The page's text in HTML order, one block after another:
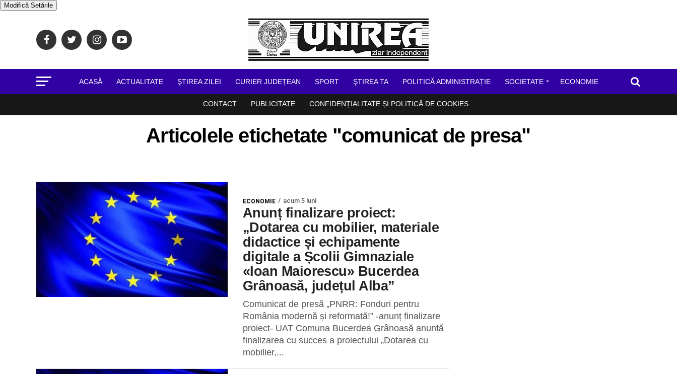
Modifică Setările
ACASĂ ACTUALITATE ŞTIREA ZILEI CURIER JUDEȚEAN SPORT ŞTIREA TA POLITICĂ ADMINISTRAȚIE SOCIETATE ECONOMIE
CONTACT PUBLICITATE CONFIDENȚIALITATE ȘI POLITICĂ DE COOKIES
Articolele etichetate "comunicat de presa"
ECONOMIE acum 5 luni
Anunț finalizare proiect:
„Dotarea cu mobilier, materiale
didactice și echipamente
digitale a Școlii Gimnaziale
«Ioan Maiorescu» Bucerdea
Grânoasă, județul Alba”
Comunicat de presă „PNRR: Fonduri pentru
România modernă și reformată!” -anunț finalizare
proiect- UAT Comuna Bucerdea Grânoasă anunță
finalizarea cu succes a proiectului „Dotarea cu
mobilier,...